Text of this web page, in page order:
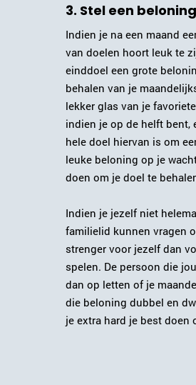
3. Stel een
Indien je na een maand
van doelen hoort leuk te
einddoel een grote
behalen van je
lekker glas van je
indien je op de helft bent,
hele doel hiervan is om
leuke beloning op je
doen om je doel te
Indien je jezelf niet
familielid kunnen vragen
strenger voor jezelf dan
spelen. De persoon die
dan op letten of je
die beloning dubbel en
je extra hard je best doen